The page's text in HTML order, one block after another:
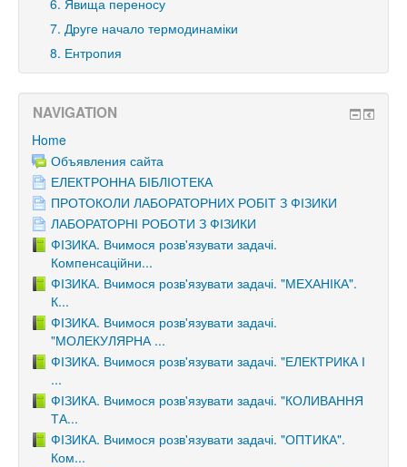
6. Явища переносу
7. Друге начало термодинаміки
8. Ентропия
NAVIGATION
Home
Объявления сайта
ЕЛЕКТРОННА БІБЛІОТЕКА
ПРОТОКОЛИ ЛАБОРАТОРНИХ РОБІТ З ФІЗИКИ
ЛАБОРАТОРНІ РОБОТИ З ФІЗИКИ
ФІЗИКА. Вчимося розв'язувати задачі.
Компенсаційни...
ФІЗИКА. Вчимося розв'язувати задачі. "МЕХАНІКА".
К...
ФІЗИКА. Вчимося розв'язувати задачі.
"МОЛЕКУЛЯРНА ...
ФІЗИКА. Вчимося розв'язувати задачі. "ЕЛЕКТРИКА І
...
ФІЗИКА. Вчимося розв'язувати задачі. "КОЛИВАННЯ
ТА...
ФІЗИКА. Вчимося розв'язувати задачі. "ОПТИКА".
Ком...